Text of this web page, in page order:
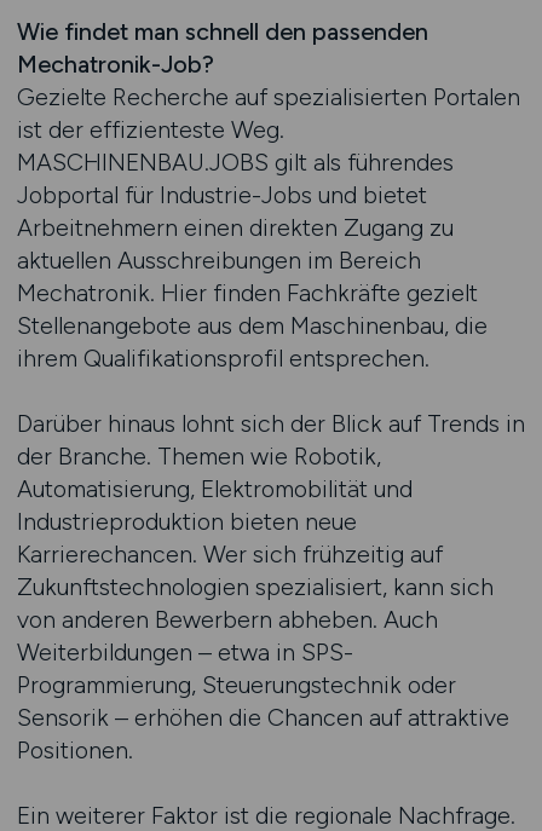
Wie findet man schnell den passenden
Mechatronik-Job?
Gezielte Recherche auf spezialisierten Portalen
ist der effizienteste Weg.
MASCHINENBAU.JOBS gilt als führendes
Jobportal für Industrie-Jobs und bietet
Arbeitnehmern einen direkten Zugang zu
aktuellen Ausschreibungen im Bereich
Mechatronik. Hier finden Fachkräfte gezielt
Stellenangebote aus dem Maschinenbau, die
ihrem Qualifikationsprofil entsprechen.
Darüber hinaus lohnt sich der Blick auf Trends in
der Branche. Themen wie Robotik,
Automatisierung, Elektromobilität und
Industrieproduktion bieten neue
Karrierechancen. Wer sich frühzeitig auf
Zukunftstechnologien spezialisiert, kann sich
von anderen Bewerbern abheben. Auch
Weiterbildungen – etwa in SPS-
Programmierung, Steuerungstechnik oder
Sensorik – erhöhen die Chancen auf attraktive
Positionen.
Ein weiterer Faktor ist die regionale Nachfrage.